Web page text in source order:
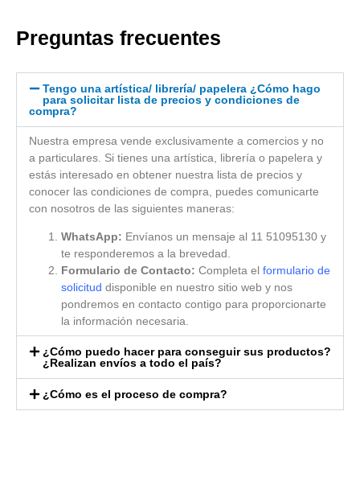
Preguntas frecuentes
Tengo una artística/ librería/ papelera ¿Cómo hago
para solicitar lista de precios y condiciones de
compra?
Nuestra empresa vende exclusivamente a comercios y no
a particulares. Si tienes una artística, librería o papelera y
estás interesado en obtener nuestra lista de precios y
conocer las condiciones de compra, puedes comunicarte
con nosotros de las siguientes maneras:
WhatsApp: Envíanos un mensaje al 11 51095130 y
te responderemos a la brevedad.
Formulario de Contacto: Completa el formulario de
solicitud disponible en nuestro sitio web y nos
pondremos en contacto contigo para proporcionarte
la información necesaria.
¿Cómo puedo hacer para conseguir sus productos?
¿Realizan envíos a todo el país?
¿Cómo es el proceso de compra?